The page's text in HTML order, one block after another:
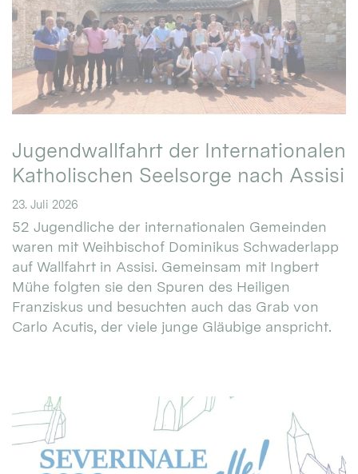
Jugendwallfahrt der Internationalen
Katholischen Seelsorge nach Assisi
23. Juli 2026
52 Jugendliche der internationalen Gemeinden
waren mit Weihbischof Dominikus Schwaderlapp
auf Wallfahrt in Assisi. Gemeinsam mit Ingbert
Mühe folgten sie den Spuren des Heiligen
Franziskus und besuchten auch das Grab von
Carlo Acutis, der viele junge Gläubige anspricht.